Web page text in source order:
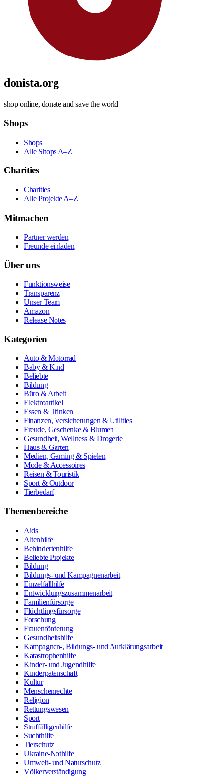
donista.org
shop online, donate and save the world
Shops
Shops
Alle Shops A–Z
Charities
Charities
Alle Projekte A–Z
Mitmachen
Partner werden
Freunde einladen
Über uns
Funktionsweise
Transparenz
Unser Team
Amazon
Release Notes
Kategorien
Auto & Motorrad
Baby & Kind
Beliebte
Bildung
Büro & Arbeit
Elektroartikel
Essen & Trinken
Finanzen, Versicherungen & Utilities
Freude, Geschenke & Blumen
Gesundheit, Wellness & Drogerie
Haus & Garten
Medien, Gaming & Spielen
Mode & Accessoires
Reisen & Touristik
Sport & Outdoor
Tierbedarf
Themenbereiche
Aids
Altenhilfe
Behindertenhilfe
Beliebte Projekte
Bildung
Bildungs- und Kampagnenarbeit
Einzelfallhilfe
Entwicklungszusammenarbeit
Familienfürsorge
Flüchtlingsfürsorge
Forschung
Frauenförderung
Gesundheitshilfe
Kampagnen-, Bildungs- und Aufklärungsarbeit
Katastrophenhilfe
Kinder- und Jugendhilfe
Kinderpatenschaft
Kultur
Menschenrechte
Religion
Rettungswesen
Sport
Straffälligenhilfe
Suchthilfe
Tierschutz
Ukraine-Nothilfe
Umwelt- und Naturschutz
Völkerverständigung